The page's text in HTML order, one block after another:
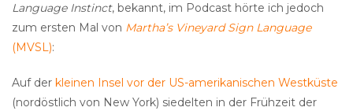
Language Instinct‚ bekannt, im Podcast hörte ich jedoch
zum ersten Mal von Martha’s Vineyard Sign Language
(MVSL):
Auf der kleinen Insel vor der US-amerikanischen Westküste
(nordöstlich von New York) siedelten in der Frühzeit der